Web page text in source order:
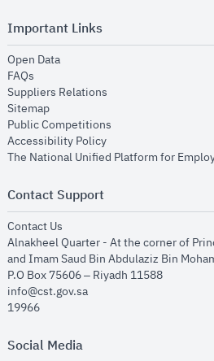
Important Links
Open Dataopens in new window
FAQs
Suppliers Relations
Sitemapopens in new window
Public Competitions
Accessibility Policyopens in new window
The National Unified Platform for
Contact Support
Contact Us
Alnakheel Quarter - At the corner of
and Imam Saud Bin Abdulaziz Bin
P.O Box 75606 – Riyadh 11588
info@cst.gov.sa
19966
Social Media